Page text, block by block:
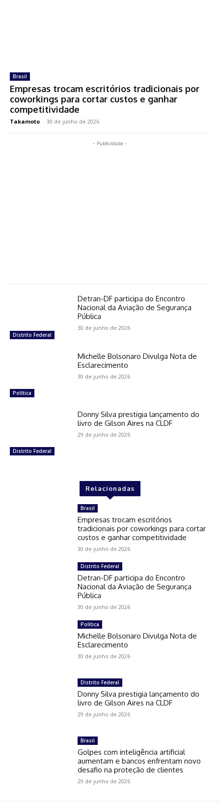
Brasil
Empresas trocam escritórios tradicionais por
coworkings para cortar custos e ganhar
competitividade
Takamoto - 30 de junho de 2026
- Publicidade -
Distrito Federal
Detran-DF participa do Encontro
Nacional da Aviação de Segurança
Pública
30 de junho de 2026
Política
Michelle Bolsonaro Divulga Nota de
Esclarecimento
30 de junho de 2026
Distrito Federal
Donny Silva prestigia lançamento do
livro de Gilson Aires na CLDF
29 de junho de 2026
Relacionadas
Brasil
Empresas trocam escritórios
tradicionais por coworkings para cortar
custos e ganhar competitividade
30 de junho de 2026
Distrito Federal
Detran-DF participa do Encontro
Nacional da Aviação de Segurança
Pública
30 de junho de 2026
Política
Michelle Bolsonaro Divulga Nota de
Esclarecimento
30 de junho de 2026
Distrito Federal
Donny Silva prestigia lançamento do
livro de Gilson Aires na CLDF
29 de junho de 2026
Brasil
Golpes com inteligência artificial
aumentam e bancos enfrentam novo
desafio na proteção de clientes
29 de junho de 2026